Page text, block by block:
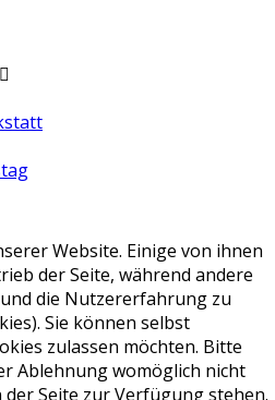
Website. Einige von ihnen
der Seite, während andere
die Nutzererfahrung zu
Sie können selbst
zulassen möchten. Bitte
Ablehnung womöglich nicht
Seite zur Verfügung stehen.